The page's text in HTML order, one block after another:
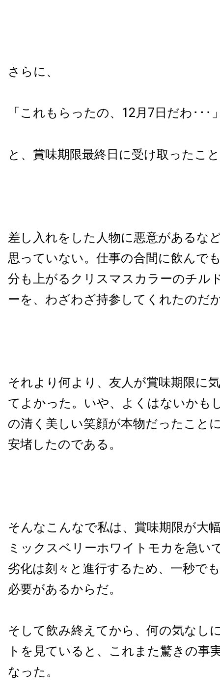
さらに、
「これもらったの、12月7日だわ･･･
と、賞味期限最終日に受け取ったこ
差し入れをした人物に悪意があるな
思っていない。仕事の合間に飲んで
分も上がるクリスマスカラーのチル
ーを、わざわざ持参してくれたのだ
それより何より、友人が賞味期限に
てよかった。いや、よくはないかも
の清く美しい笑顔が本物だったこと
安堵したのである。
そんなこんなで私は、賞味期限が大
ミックスベリーホワイトモカを急い
劣化は刻々と進行するため、一秒で
必要があるからだ。
そして飲み終えてから、何の気なし
トを見ていると、これまた驚きの事
なった。